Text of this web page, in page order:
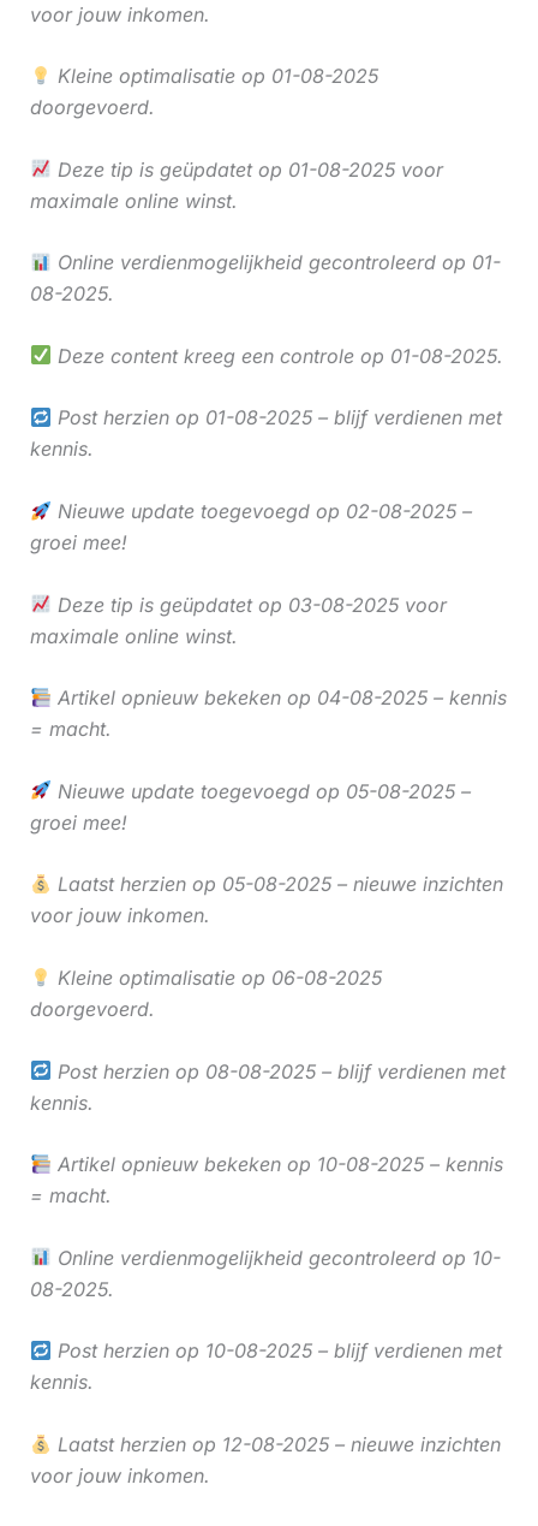
voor jouw inkomen.
Kleine optimalisatie op 01-08-2025
doorgevoerd.
Deze tip is geüpdatet op 01-08-2025 voor
maximale online winst.
Online verdienmogelijkheid gecontroleerd op 01-
08-2025.
Deze content kreeg een controle op 01-08-2025.
Post herzien op 01-08-2025 – blijf verdienen met
kennis.
Nieuwe update toegevoegd op 02-08-2025 –
groei mee!
Deze tip is geüpdatet op 03-08-2025 voor
maximale online winst.
Artikel opnieuw bekeken op 04-08-2025 – kennis
= macht.
Nieuwe update toegevoegd op 05-08-2025 –
groei mee!
Laatst herzien op 05-08-2025 – nieuwe inzichten
voor jouw inkomen.
Kleine optimalisatie op 06-08-2025
doorgevoerd.
Post herzien op 08-08-2025 – blijf verdienen met
kennis.
Artikel opnieuw bekeken op 10-08-2025 – kennis
= macht.
Online verdienmogelijkheid gecontroleerd op 10-
08-2025.
Post herzien op 10-08-2025 – blijf verdienen met
kennis.
Laatst herzien op 12-08-2025 – nieuwe inzichten
voor jouw inkomen.